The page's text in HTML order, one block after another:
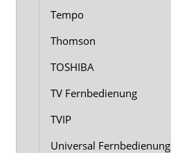
Tempo
Thomson
TOSHIBA
TV Fernbedienung
TVIP
Universal Fernbedienung